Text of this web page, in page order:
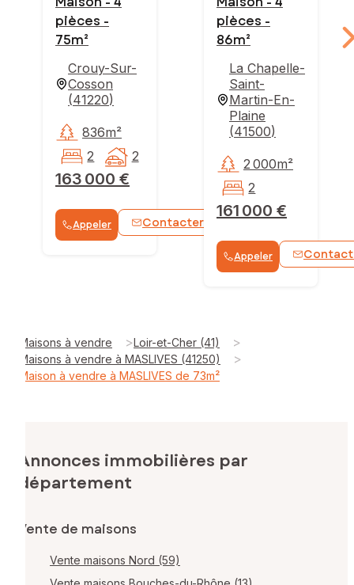
pièces -
75m²
Crouy-Sur-
Cosson
(41220)
163 000 €
836m²
2
2
Appeler Contacter
pièces -
86m²
La Chapelle-
Saint-
Martin-En-
Plaine
(41500)
161 000 €
2 000m²
2
Appeler
Maisons à vendre >Loir-et-Cher (41) >
Maisons à vendre à MASLIVES (41250) >
Maison à vendre à MASLIVES de 73m²
Annonces immobilières par
département
Vente de maisons
Vente maisons Nord (59)